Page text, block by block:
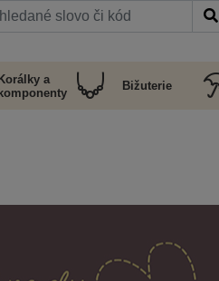
a
Bižuterie